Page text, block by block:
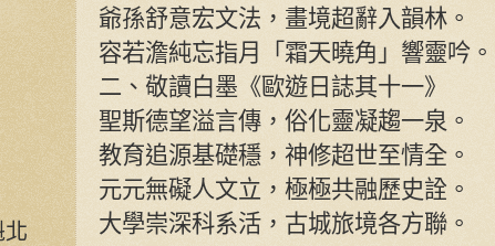
爺孫舒意宏文法，畫境超辭入韻林。
容若澹純忘指月「霜天曉角」響靈吟。
二、敬讀白墨《歐遊日誌其十一》
聖斯德望溢言傳，俗化靈凝趨一泉。
教育追源基礎穩，神修超世至情全。
元元無礙人文立，極極共融歷史詮。
大學崇深科系活，古城旅境各方聯。
北